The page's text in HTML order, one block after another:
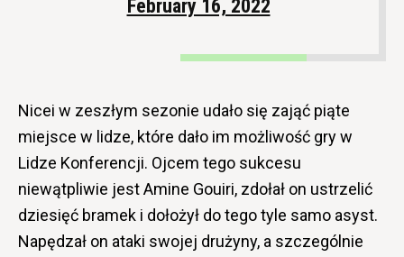
February 16, 2022
Nicei w zeszłym sezonie udało się zająć piąte
miejsce w lidze, które dało im możliwość gry w
Lidze Konferencji. Ojcem tego sukcesu
niewątpliwie jest Amine Gouiri, zdołał on ustrzelić
dziesięć bramek i dołożył do tego tyle samo asyst.
Napędzał on ataki swojej drużyny, a szczególnie